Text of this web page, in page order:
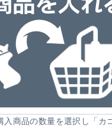
商品の数量を選択し「カ